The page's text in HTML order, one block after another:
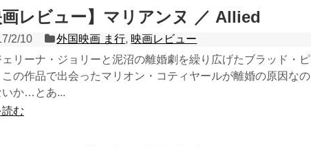
画レビュー】マリアンヌ ／ Allied
2/10 外国映画 ま行, 映画レビュー
ェリーナ・ジョリーと泥沼の離婚劇を繰り広げたブラッド・ピ
この作品で出会ったマリオン・コティヤールが離婚の原因なの
いか…とあ...
む